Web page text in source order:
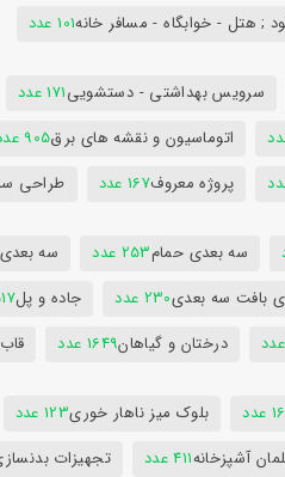
; هتل - خوابگاه - مسافر خانه101 عدد
سرویس بهداشتی - دستشویی171 عدد
اتوماسیون و نقشه های برق905 عدد
پروژه معروف167 عدد طراحی
سه بعدی حمام253 عدد سه
بافت سه بعدی230 عدد جاده و پل517
درختان و گیاهان1649 عدد
بلوک میز ناهار خوری123 عدد
آشپزخانه411 عدد تجهیزات